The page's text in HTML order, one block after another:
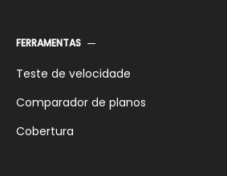
FERRAMENTAS
Teste de velocidade
Comparador de planos
Cobertura